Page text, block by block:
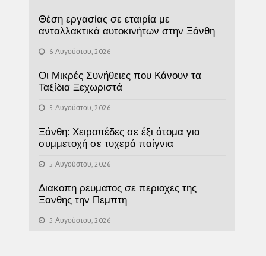
Θέση εργασίας σε εταιρία με
ανταλλακτικά αυτοκινήτων στην Ξάνθη
6 Αυγούστου, 2026
Οι Μικρές Συνήθειες που Κάνουν τα
Ταξίδια Ξεχωριστά
5 Αυγούστου, 2026
Ξάνθη: Χειροπέδες σε έξι άτομα για
συμμετοχή σε τυχερά παίγνια
5 Αυγούστου, 2026
Διακοπη ρευματος σε περιοχες της
Ξανθης την Πεμπτη
5 Αυγούστου, 2026